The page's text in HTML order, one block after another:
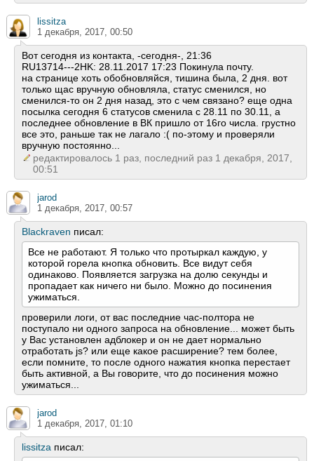
lissitza
1 декабря, 2017, 00:50
Вот сегодня из контакта, -сегодня-, 21:36
RU13714---2HK: 28.11.2017 17:23 Покинула почту.
на странице хоть обобновляйся, тишина была, 2 дня. вот
только щас вручную обновляла, статус сменился, но
сменился-то он 2 дня назад, это с чем связано? еще одна
посылка сегодня 6 статусов сменила с 28.11 по 30.11, а
последнее обновление в ВК пришло от 16го числа. грустно
все это, раньше так не лагало :( по-этому и проверяли
вручную постоянно...
редактировалось 1 раз, последний раз 1 декабря, 2017,
00:51
jarod
1 декабря, 2017, 00:57
Blackraven писал:
Все не работают. Я только что протыркал каждую, у
которой горела кнопка обновить. Все видут себя
одинаково. Появляется загрузка на долю секунды и
пропадает как ничего ни было. Можно до посинения
ужиматься.
проверили логи, от вас последние час-полтора не
поступало ни одного запроса на обновление... может быть
у Вас установлен адблокер и он не дает нормально
отработать js? или еще какое расширение? тем более,
если помните, то после одного нажатия кнопка перестает
быть активной, а Вы говорите, что до посинения можно
ужиматься...
jarod
1 декабря, 2017, 01:10
lissitza писал: